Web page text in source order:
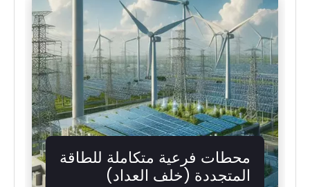
محطات فرعية متكاملة للطاقة
المتجددة (خلف العداد)